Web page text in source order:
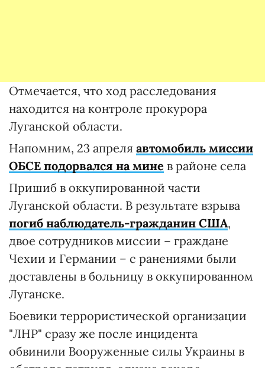
Отмечается, что ход расследования
находится на контроле прокурора
Луганской области.
Напомним, 23 апреля автомобиль миссии
ОБСЕ подорвался на мине в районе села
Пришиб в оккупированной части
Луганской области. В результате взрыва
погиб наблюдатель-гражданин США,
двое сотрудников миссии – граждане
Чехии и Германии – с ранениями были
доставлены в больницу в оккупированном
Луганске.
Боевики террористической организации
"ЛНР" сразу же после инцидента
обвинили Вооруженные силы Украины в